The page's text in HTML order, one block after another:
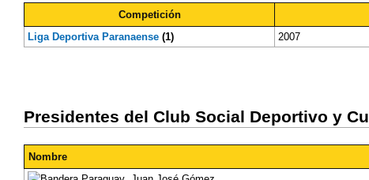
Competición
Liga Deportiva Paranaense (1) 2007
Presidentes del Club Social Deportivo y
Nombre